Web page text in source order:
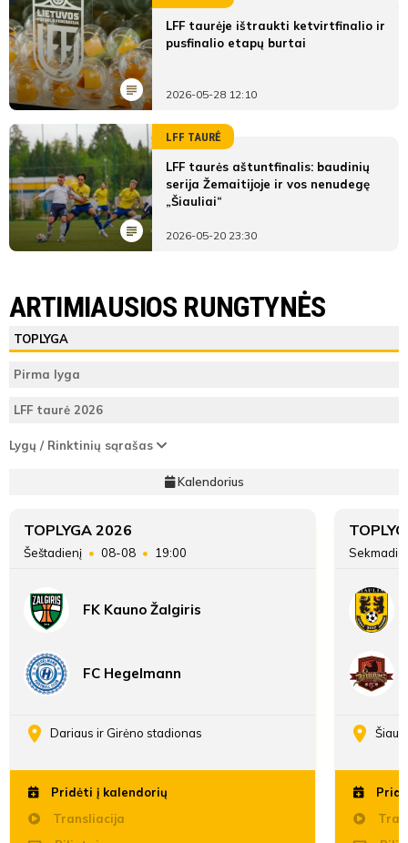
LFF taurėje ištraukti ketvirtfinalio ir
pusfinalio etapų burtai
2026-05-28 12:10
LFF TAURĖ
LFF taurės aštuntfinalis: baudinių
serija Žemaitijoje ir vos nenudegę
„Šiauliai“
2026-05-20 23:30
Vieta lentelėje
Įvarčių skirtumas
FKS Ukmergė
ATSARGINIAI ŽAIDĖJAI
VGTU Vilkai
Pirmas
ARTIMIAUSIOS RUNGTYNĖS
TOPLYGA
Pirma lyga
LFF taurė 2026
Lygų / Rinktinių sąrašas
Kalendorius
TOPLYGA 2026
Šeštadienį 08-08 19:00
FK Kauno Žalgiris
FC Hegelmann
Dariaus ir Girėno stadionas
Pridėti į kalendorių
Transliacija